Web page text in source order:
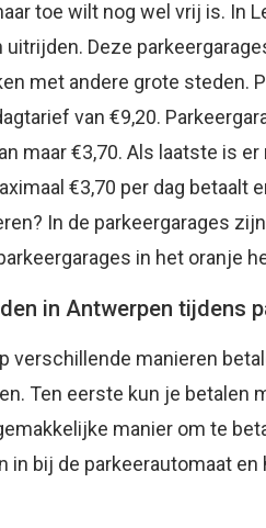
toe wilt nog wel vrij is. In
uitrijden. Deze
met andere grote steden.
van €9,20.
maar €3,70. Als laatste is
€3,70 per dag betaalt
In de parkeergarages
in het oranje
in Antwerpen tijdens
verschillende manieren
Ten eerste kun je betalen
manier om te
in bij de parkeerautomaat